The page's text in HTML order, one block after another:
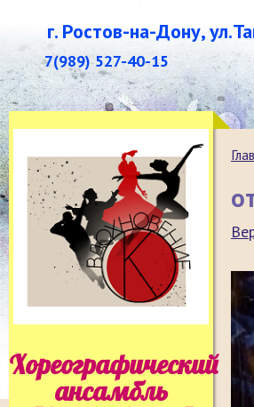
г. Ростов-на-Дону,
7(989) 527-40-15
Хореографический
ансамбль